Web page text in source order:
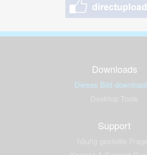
Downloads
Dieses Bild
Support